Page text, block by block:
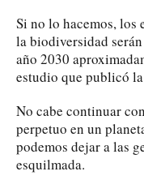
Si no lo hacemos, los
la biodiversidad
año 2030
estudio que publicó
No cabe continuar
perpetuo en un
podemos dejar a las
esquilmada.